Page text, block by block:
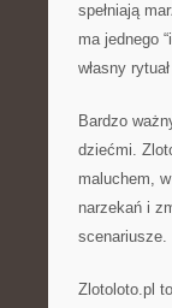
spełniają
ma jednego
własny
Bardzo
dziećmi.
maluchem,
narzekań i
scenariusze.
Zlotoloto.pl